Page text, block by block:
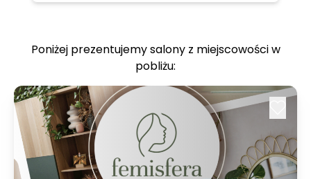
Poniżej prezentujemy salony z miejscowości w
pobliżu: